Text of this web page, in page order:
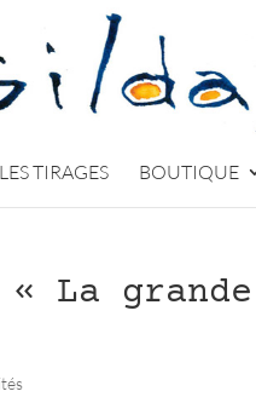
LES TIRAGES BOUTIQUE
« La